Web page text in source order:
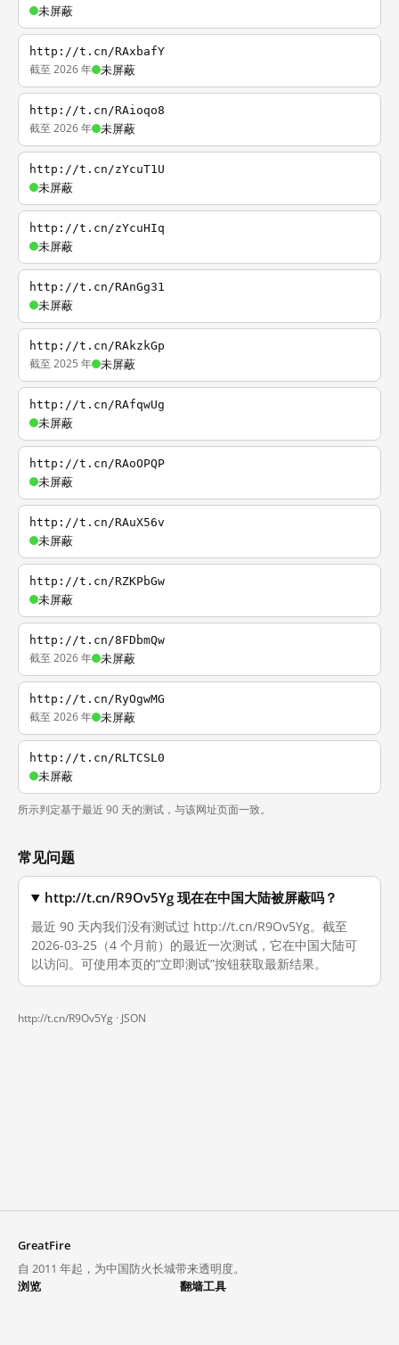
未屏蔽
http://t.cn/RAxbafY
截至 2026 年 未屏蔽
http://t.cn/RAioqo8
截至 2026 年 未屏蔽
http://t.cn/zYcuT1U
未屏蔽
http://t.cn/zYcuHIq
未屏蔽
http://t.cn/RAnGg31
未屏蔽
http://t.cn/RAkzkGp
截至 2025 年 未屏蔽
http://t.cn/RAfqwUg
未屏蔽
http://t.cn/RAoOPQP
未屏蔽
http://t.cn/RAuX56v
未屏蔽
http://t.cn/RZKPbGw
未屏蔽
http://t.cn/8FDbmQw
截至 2026 年 未屏蔽
http://t.cn/RyOgwMG
截至 2026 年 未屏蔽
http://t.cn/RLTCSL0
未屏蔽
所示判定基于最近 90 天的测试，与该网址页面一致。
常见问题
http://t.cn/R9Ov5Yg 现在在中国大陆被屏蔽吗？
最近 90 天内我们没有测试过 http://t.cn/R9Ov5Yg。截至
2026-03-25（4 个月前）的最近一次测试，它在中国大陆可
以访问。可使用本页的“立即测试”按钮获取最新结果。
http://t.cn/R9Ov5Yg · JSON
GreatFire
自 2011 年起，为中国防火长城带来透明度。
浏览
翻墙工具